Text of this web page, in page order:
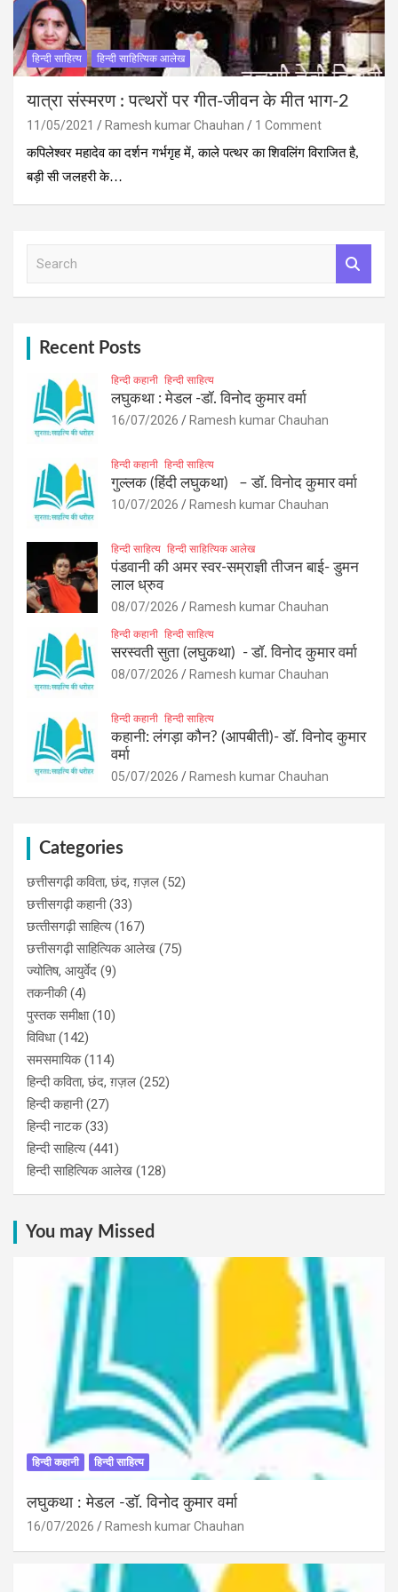
हिन्दी साहित्य हिन्दी साहित्यिक आलेख
यात्रा संस्‍मरण : पत्थरों पर गीत-जीवन के मीत भाग-2
11/05/2021 Ramesh kumar Chauhan
1 Comment
कपिलेश्वर महादेव का दर्शन गर्भगृह में, काले पत्थर का शिवलिंग विराजित है,
बड़ी सी जलहरी के…
Recent Posts
हिन्दी कहानी हिन्दी साहित्य
लघुकथा : मेडल -डॉ. विनोद कुमार वर्मा
16/07/2026 Ramesh kumar Chauhan
हिन्दी कहानी हिन्दी साहित्य
गुल्लक (हिंदी लघुकथा) – डॉ. विनोद कुमार वर्मा
10/07/2026 Ramesh kumar Chauhan
हिन्दी साहित्य हिन्दी साहित्यिक आलेख
पंडवानी की अमर स्वर-सम्राज्ञी तीजन बाई- डुमन
लाल ध्रुव
08/07/2026 Ramesh kumar Chauhan
हिन्दी कहानी हिन्दी साहित्य
सरस्वती सुता (लघुकथा) ​- डॉ. विनोद कुमार वर्मा
08/07/2026 Ramesh kumar Chauhan
हिन्दी कहानी हिन्दी साहित्य
कहानी: लंगड़ा कौन? (आपबीती)​- डॉ. विनोद कुमार
वर्मा
05/07/2026 Ramesh kumar Chauhan
Categories
छत्तीसगढ़ी कविता, छंद, ग़ज़ल (52)
छत्तीसगढ़ी कहानी(33)
छत्‍तीसगढ़ी साहित्‍य(167)
छत्तीसगढ़ी साहित्यिक आलेख (75)
ज्योतिष, आयुर्वेद (9)
तकनीकी(4)
पुस्‍तक समीक्षा(10)
विविधा(142)
समसमायिक(114)
हिन्दी कविता, छंद, ग़ज़ल (252)
हिन्दी कहानी(27)
हिन्‍दी नाटक(33)
हिन्दी साहित्य(441)
हिन्दी साहित्यिक आलेख (128)
You may Missed
हिन्दी कहानी हिन्दी साहित्य
लघुकथा : मेडल -डॉ. विनोद कुमार वर्मा
16/07/2026 Ramesh kumar Chauhan